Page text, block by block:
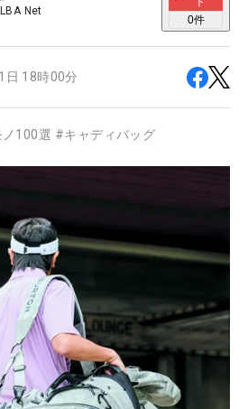
Net
0件
日 18時00分
ノ100選 #キャディバッグ